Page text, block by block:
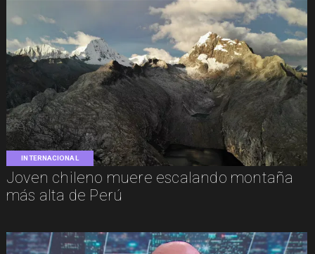
INTERNACIONAL
Joven chileno muere escalando montaña
más alta de Perú